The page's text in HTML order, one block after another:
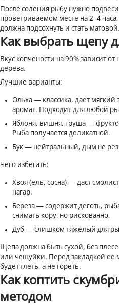
После соления рыбу нужно
проветриваемом месте на 2–4
должна подсохнуть и стать матовой.
Как выбрать щепу
Вкус копчености на 90% зависит
дерева.
Лучшие варианты:
Ольха — классика, дает мягкий
аромат. Подходит для любой
Яблоня, вишня, груша —
Рыба получается деликатной.
Бук — нейтральный, дым не
Чего избегать:
Хвоя (ель, сосна) — даст
нагар.
Береза — содержит деготь,
снимать кору, но рискованно.
Дуб — слишком тяжелый для
Щепа должна быть сухой, без
или чешуйки. Перед закладкой ее
будет тлеть, а не гореть.
Как коптить
методом